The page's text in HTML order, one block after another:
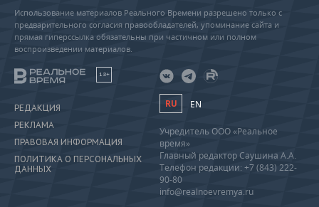
Использование материалов Реального Времени разрешено только с
предварительного согласия правообладателей, упоминание сайта и
прямая гиперссылка обязательны при частичном или полном
воспроизведении материалов.
18+
РЕДАКЦИЯ
РЕКЛАМА
ПРАВОВАЯ ИНФОРМАЦИЯ
ПОЛИТИКА О ПЕРСОНАЛЬНЫХ
ДАННЫХ
RU EN
Учредитель ООО «Реальное
время»
Главный редактор Саушина А.А.
Телефон редакции: +7 (843) 222-
90-80
info@realnoevremya.ru